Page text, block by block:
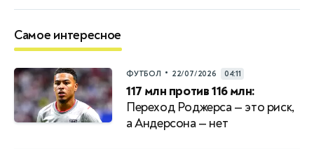
Самое интересное
ФУТБОЛ • 22/07/2026 04:11
117 млн против 116 млн:
Переход Роджерса — это риск,
а Андерсона — нет